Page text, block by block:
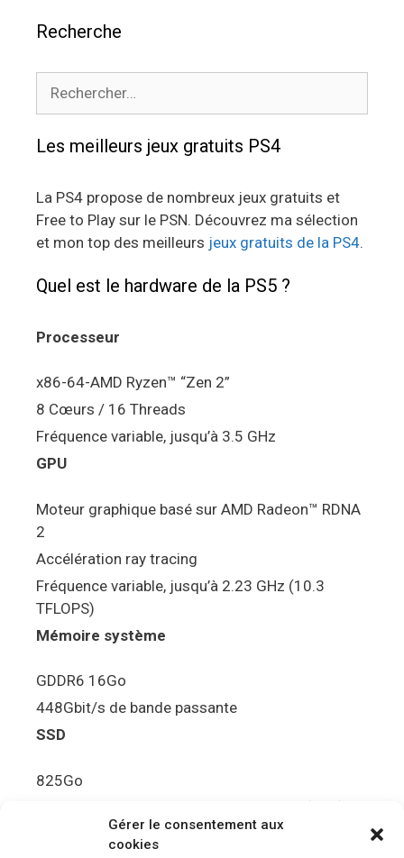
Gérer le consentement aux
cookies
Recherche
Les meilleurs jeux gratuits PS4
La PS4 propose de nombreux jeux gratuits et
Free to Play sur le PSN. Découvrez ma sélection
et mon top des meilleurs jeux gratuits de la PS4.
Quel est le hardware de la PS5 ?
Processeur
x86-64-AMD Ryzen™ “Zen 2”
8 Cœurs / 16 Threads
Fréquence variable, jusqu’à 3.5 GHz
GPU
Moteur graphique basé sur AMD Radeon™ RDNA
2
Accélération ray tracing
Fréquence variable, jusqu’à 2.23 GHz (10.3
TFLOPS)
Mémoire système
GDDR6 16Go
448Gbit/s de bande passante
SSD
825Go
5.5Gbit/s de bande passante en lecture (Brut)
Disque de jeu PS5